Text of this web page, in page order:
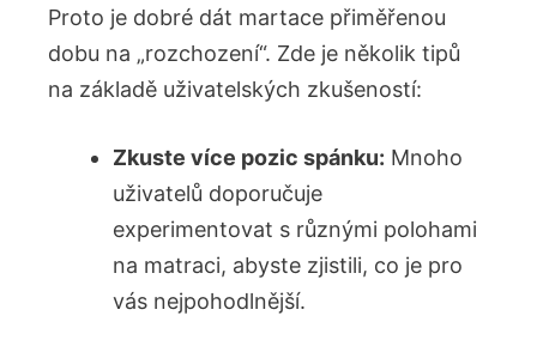
Proto je dobré dát martace přiměřenou
dobu na „rozchození“. Zde ‌je několik tipů
na základě​ uživatelských zkušeností:
Zkuste ⁤více pozic spánku: Mnoho
‍uživatelů doporučuje
experimentovat s různými polohami
na matraci, abyste zjistili, co ⁤je pro
vás nejpohodlnější.